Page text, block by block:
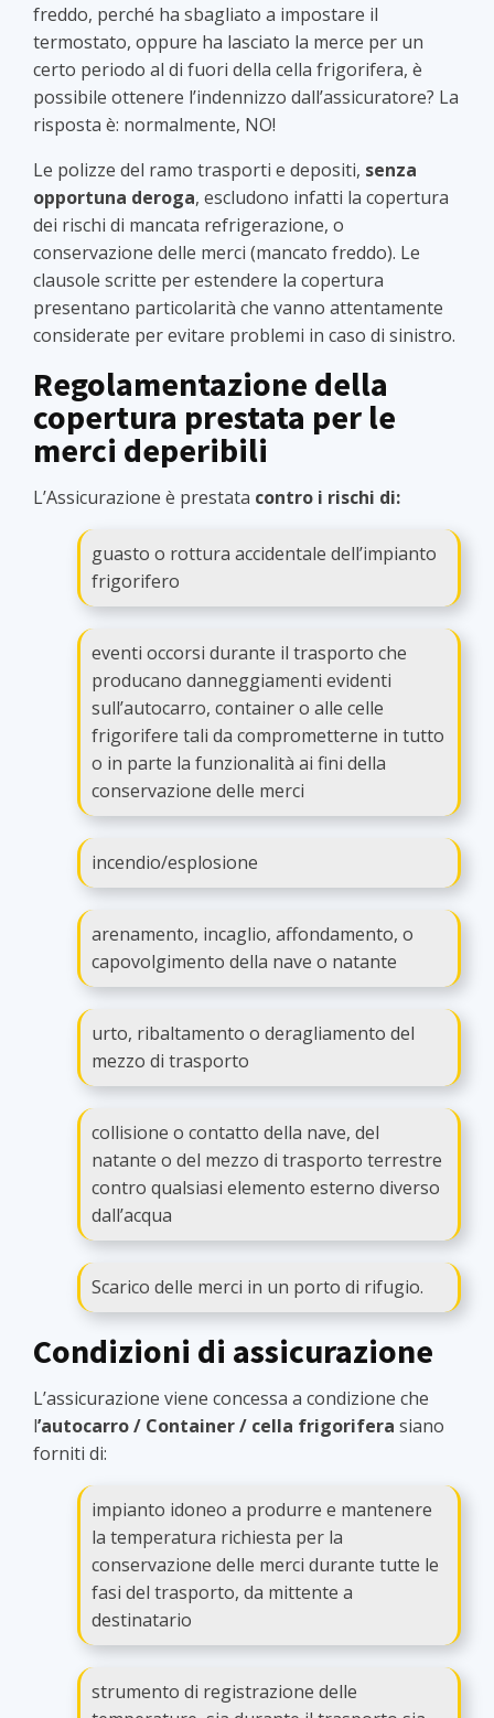
freddo, perché ha sbagliato a impostare il
termostato, oppure ha lasciato la merce per un
certo periodo al di fuori della cella frigorifera, è
possibile ottenere l’indennizzo dall’assicuratore? La
risposta è: normalmente, NO!
Le polizze del ramo trasporti e depositi, senza
opportuna deroga, escludono infatti la copertura
dei rischi di mancata refrigerazione, o
conservazione delle merci (mancato freddo). Le
clausole scritte per estendere la copertura
presentano particolarità che vanno attentamente
considerate per evitare problemi in caso di sinistro.
Regolamentazione della
copertura prestata per le
merci deperibili
L’Assicurazione è prestata contro i rischi di:
guasto o rottura accidentale dell’impianto
frigorifero
eventi occorsi durante il trasporto che
producano danneggiamenti evidenti
sull’autocarro, container o alle celle
frigorifere tali da comprometterne in tutto
o in parte la funzionalità ai fini della
conservazione delle merci
incendio/esplosione
arenamento, incaglio, affondamento, o
capovolgimento della nave o natante
urto, ribaltamento o deragliamento del
mezzo di trasporto
collisione o contatto della nave, del
natante o del mezzo di trasporto terrestre
contro qualsiasi elemento esterno diverso
dall’acqua
Scarico delle merci in un porto di rifugio.
Condizioni di assicurazione
L’assicurazione viene concessa a condizione che
l’autocarro / Container / cella frigorifera siano
forniti di:
impianto idoneo a produrre e mantenere
la temperatura richiesta per la
conservazione delle merci durante tutte le
fasi del trasporto, da mittente a
destinatario
strumento di registrazione delle